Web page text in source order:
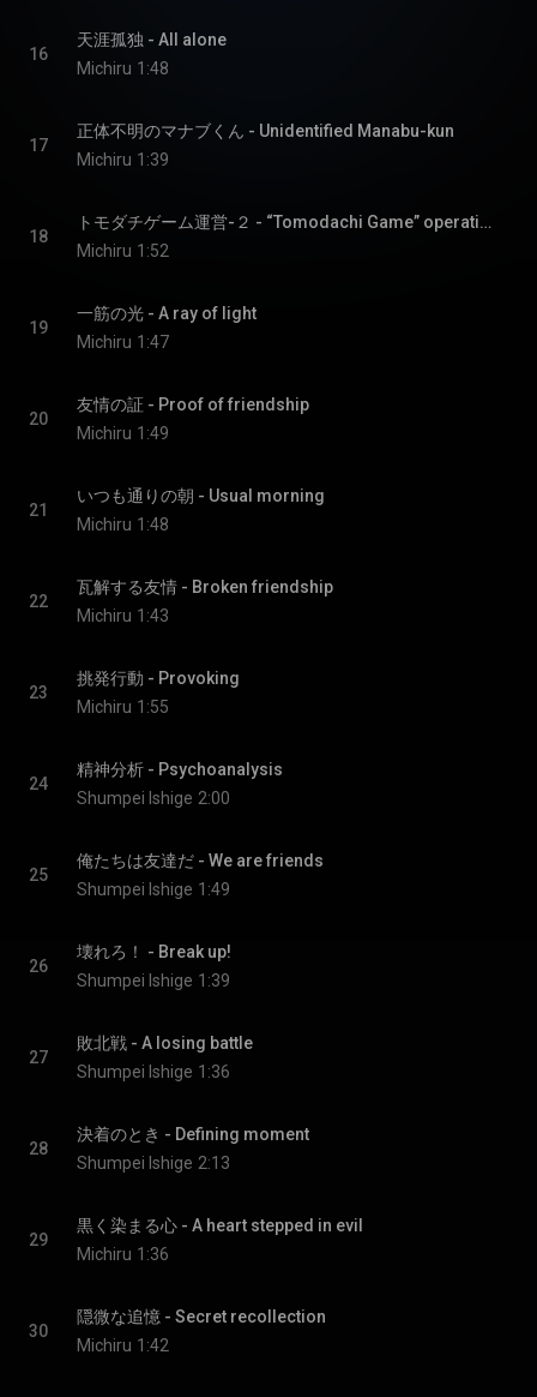
16
天涯孤独 - All alone
Michiru 1:48
17
正体不明のマナブくん - Unidentified Manabu-kun
Michiru 1:39
18
トモダチゲーム運営-２ - “Tomodachi Game” operation 2
Michiru 1:52
19
一筋の光 - A ray of light
Michiru 1:47
20
友情の証 - Proof of friendship
Michiru 1:49
21
いつも通りの朝 - Usual morning
Michiru 1:48
22
瓦解する友情 - Broken friendship
Michiru 1:43
23
挑発行動 - Provoking
Michiru 1:55
24
精神分析 - Psychoanalysis
Shumpei Ishige 2:00
25
俺たちは友達だ - We are friends
Shumpei Ishige 1:49
26
壊れろ！ - Break up!
Shumpei Ishige 1:39
27
敗北戦 - A losing battle
Shumpei Ishige 1:36
28
決着のとき - Defining moment
Shumpei Ishige 2:13
29
黒く染まる心 - A heart stepped in evil
Michiru 1:36
30
隠微な追憶 - Secret recollection
Michiru 1:42